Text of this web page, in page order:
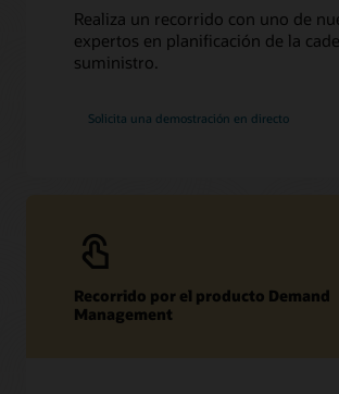
Realiza un recorrido con uno de
expertos en planificación de la
suministro.
Solicita una demostración en directo
Recorrido por el producto Demand
Management